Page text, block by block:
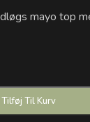
mayo top
Tilføj Til Kurv